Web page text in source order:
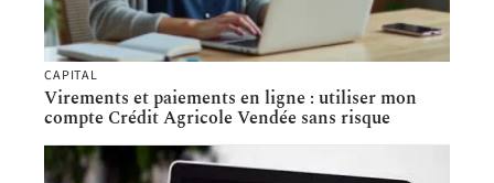
CAPITAL
Virements et paiements en ligne : utiliser mon
compte Crédit Agricole Vendée sans risque